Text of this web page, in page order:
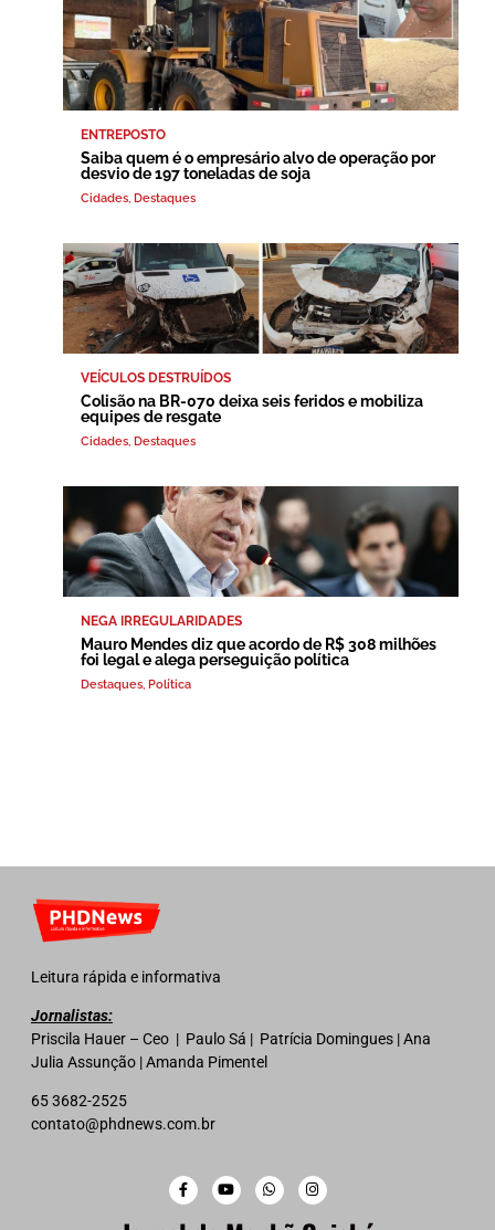
ENTREPOSTO
Saiba quem é o empresário alvo de operação por
desvio de 197 toneladas de soja
Cidades, Destaques
VEÍCULOS DESTRUÍDOS
Colisão na BR-070 deixa seis feridos e mobiliza
equipes de resgate
Cidades, Destaques
NEGA IRREGULARIDADES
Mauro Mendes diz que acordo de R$ 308 milhões
foi legal e alega perseguição política
Destaques, Política
Leitura rápida e informativa
Jornalistas:
Priscila Hauer – Ceo | Paulo Sá | Patrícia Domingues | Ana
Julia Assunção | Amanda Pimentel
65 3682-2525
contato@phdnews.com.br